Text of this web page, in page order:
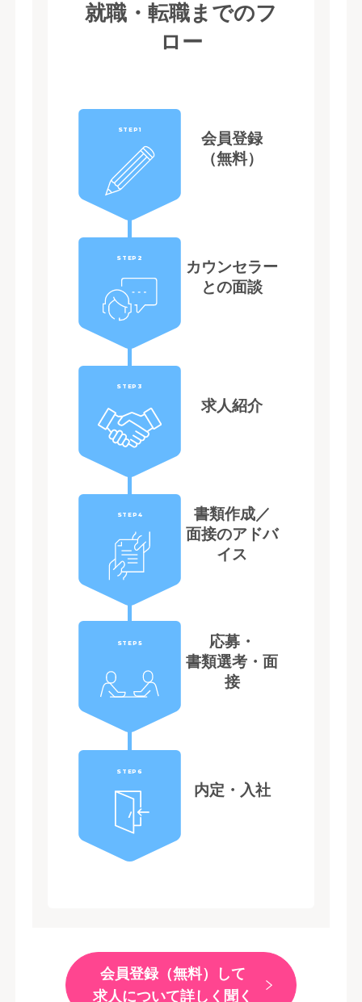
就職・転職までのフ
ロー
STEP1
会員登録
（無料）
STEP2
カウンセラー
との面談
STEP3
求人紹介
STEP4
書類作成／
面接のアドバ
イス
STEP5
応募・
書類選考・面
接
STEP6
内定・入社
会員登録（無料）して
求人について詳しく聞く